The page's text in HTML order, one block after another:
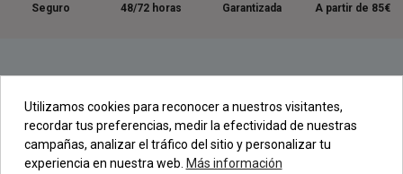
Seguro
48/72 horas
Garantizada
A partir de 85€
Contacta con nosotros
Utilizamos cookies para reconocer a nuestros visitantes,
recordar tus preferencias, medir la efectividad de nuestras
campañas, analizar el tráfico del sitio y personalizar tu
experiencia en nuestra web. Más información